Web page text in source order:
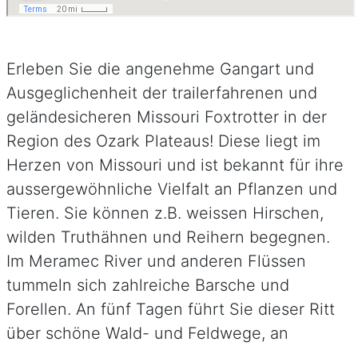
Erleben Sie die angenehme Gangart und
Ausgeglichenheit der trailerfahrenen und
geländesicheren Missouri Foxtrotter in der
Region des Ozark Plateaus! Diese liegt im
Herzen von Missouri und ist bekannt für ihre
aussergewöhnliche Vielfalt an Pflanzen und
Tieren. Sie können z.B. weissen Hirschen,
wilden Truthähnen und Reihern begegnen.
Im Meramec River und anderen Flüssen
tummeln sich zahlreiche Barsche und
Forellen. An fünf Tagen führt Sie dieser Ritt
über schöne Wald- und Feldwege, an